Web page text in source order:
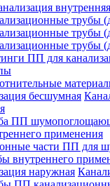
внутренняя
трубы
трубы
трубы
ПП для
ПП
применения
части ПП для
внутреннего